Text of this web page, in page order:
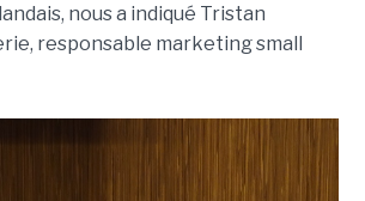
nous a indiqué Tristan
responsable marketing small